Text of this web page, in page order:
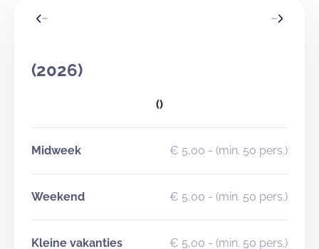
(2026)
()
Midweek € 5,00 - (min. 50 pers.)
Weekend € 5,00 - (min. 50 pers.)
Kleine vakanties € 5,00 - (min. 50 pers.)